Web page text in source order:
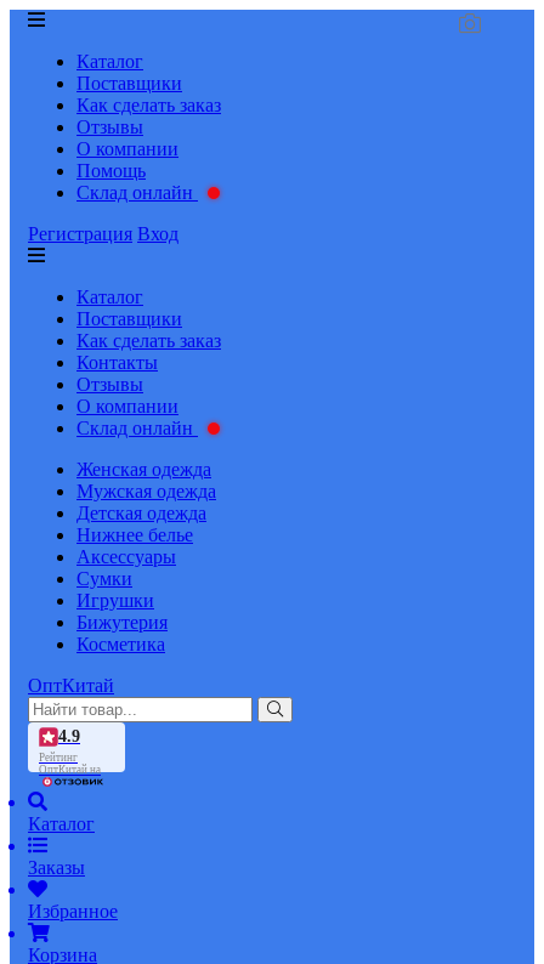
Каталог
Поставщики
Как сделать заказ
Отзывы
О компании
Помощь
Склад онлайн
Регистрация Вход
Каталог
Поставщики
Как сделать заказ
Контакты
Отзывы
О компании
Склад онлайн
Женская одежда
Мужская одежда
Детская одежда
Нижнее белье
Аксессуары
Сумки
Игрушки
Бижутерия
Косметика
ОптКитай
4.9
Рейтинг
ОптКитай на
Каталог
Заказы
Избранное
Корзина